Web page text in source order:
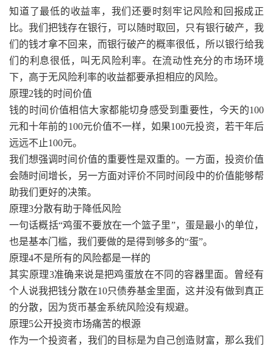
知道了最低的收益率，我们还要时刻牢记风险和回报成正
比。我们把钱存在银行，可以随时取回，只有银行破产，我
们的钱才拿不回来，而银行破产的概率很低，所以银行给我
们的利息很低，叫无风险利率。在流动性充分的市场环境
下，高于无风险利率的收益都要承担相应的风险。
原理2钱的时间价值
钱的时间价值相信大家都能切身感受到重要性，今天的100
元和十年前的100元价值不一样，如果100元投资，若干年后
远远不止100元。
我们想强调时间价值的重要性是双重的。一方面，投资价值
会随时间增长，另一方面对评价不同时间段中的价值能够帮
助我们更好的决策。
原理3分散有助于降低风险
一句话概括“鸡蛋不要放在一个篮子里”，蛋是最小的单位，
也是基本门槛，我们要做的是得到够多的“蛋”。
原理4不是所有的风险都是一样的
其实原理3准确来说是把鸡蛋放在不同的容器里面。曾经有
个人说我把钱分散在10只债券基金里面，这并没有做到真正
的分散，因为货币基金系统风险没有规避。
原理5公开投资市场痛苦的根源
作为一个投资者，我们的目标是为自己创造财富，那么我们